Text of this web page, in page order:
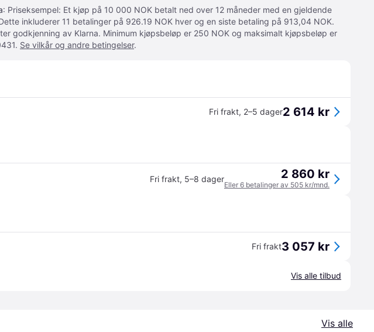
: Priseksempel: Et kjøp på 10 000 NOK betalt ned over 12 måneder med en gjeldende
inkluderer 11 betalinger på 926.19 NOK hver og en siste betaling på 913,04 NOK.
godkjenning av Klarna. Minimum kjøpsbeløp er 250 NOK og maksimalt kjøpsbeløp er
Se vilkår og andre betingelser.
Fri frakt, 2–5 dager2 614 kr
Fri frakt, 5–8 dager 2 860 kr
Eller 6 betalinger av 505 kr/mnd.
Fri frakt3 057 kr
Vis alle tilbud
Vis alle